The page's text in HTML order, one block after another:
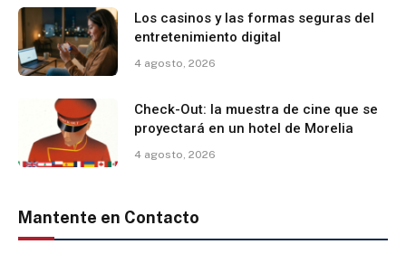
Los casinos y las formas seguras del
entretenimiento digital
4 agosto, 2026
Check-Out: la muestra de cine que se
proyectará en un hotel de Morelia
4 agosto, 2026
Mantente en Contacto